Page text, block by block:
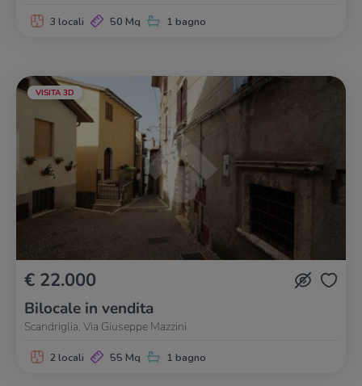
3 locali 50 Mq 1 bagno
VISITA 3D
€ 22.000
Bilocale in vendita
Scandriglia, Via Giuseppe Mazzini
2 locali 55 Mq 1 bagno